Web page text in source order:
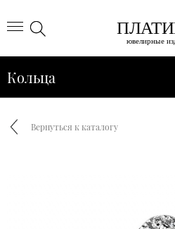
Кольца
Вернуться к каталогу